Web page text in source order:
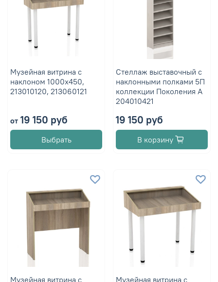
Музейная витрина с
наклоном 1000х450,
213010120, 213060121
от19 150 руб
Выбрать
Стеллаж выставочный с
наклонными полками 5П
коллекции Поколения А
204010421
19 150 руб
В корзину
Музейная витрина с Музейная витрина с